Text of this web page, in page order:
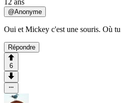
12 ans
@Anonyme
Oui et Mickey c'est une souris. Où
Répondre
6